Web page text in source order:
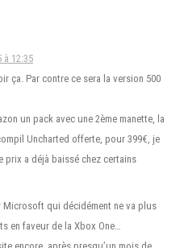
à 12:35
ça. Par contre ce sera la version 500
un pack avec une 2ème manette, la
Uncharted offerte, pour 399€, je
prix a déjà baissé chez certains
qui décidément ne va plus
en faveur de la Xbox One…